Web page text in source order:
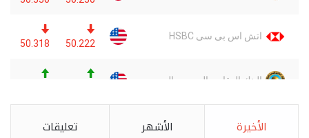
الأخيرة الأشهر تعليقات